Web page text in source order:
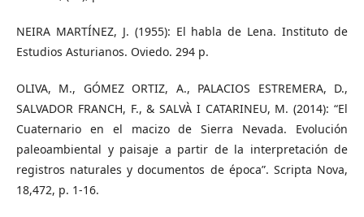
NEIRA MARTÍNEZ, J. (1955): El habla de Lena. Instituto de
Estudios Asturianos. Oviedo. 294 p.
OLIVA, M., GÓMEZ ORTIZ, A., PALACIOS ESTREMERA, D.,
SALVADOR FRANCH, F., & SALVÀ I CATARINEU, M. (2014): “El
Cuaternario en el macizo de Sierra Nevada. Evolución
paleoambiental y paisaje a partir de la interpretación de
registros naturales y documentos de época”. Scripta Nova,
18,472, p. 1-16.